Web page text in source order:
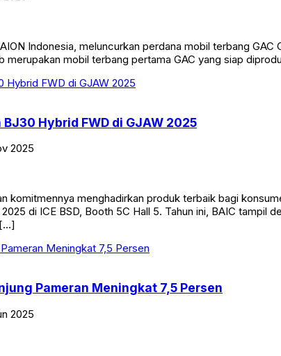
Indonesia, meluncurkan perdana mobil terbang
merupakan mobil terbang pertama GAC yang siap
Hybrid FWD di GJAW 2025
2025
komitmennya menghadirkan produk terbaik bagi
di ICE BSD, Booth 5C Hall 5. Tahun ini, BAIC
Pameran Meningkat 7,5 Persen
2025